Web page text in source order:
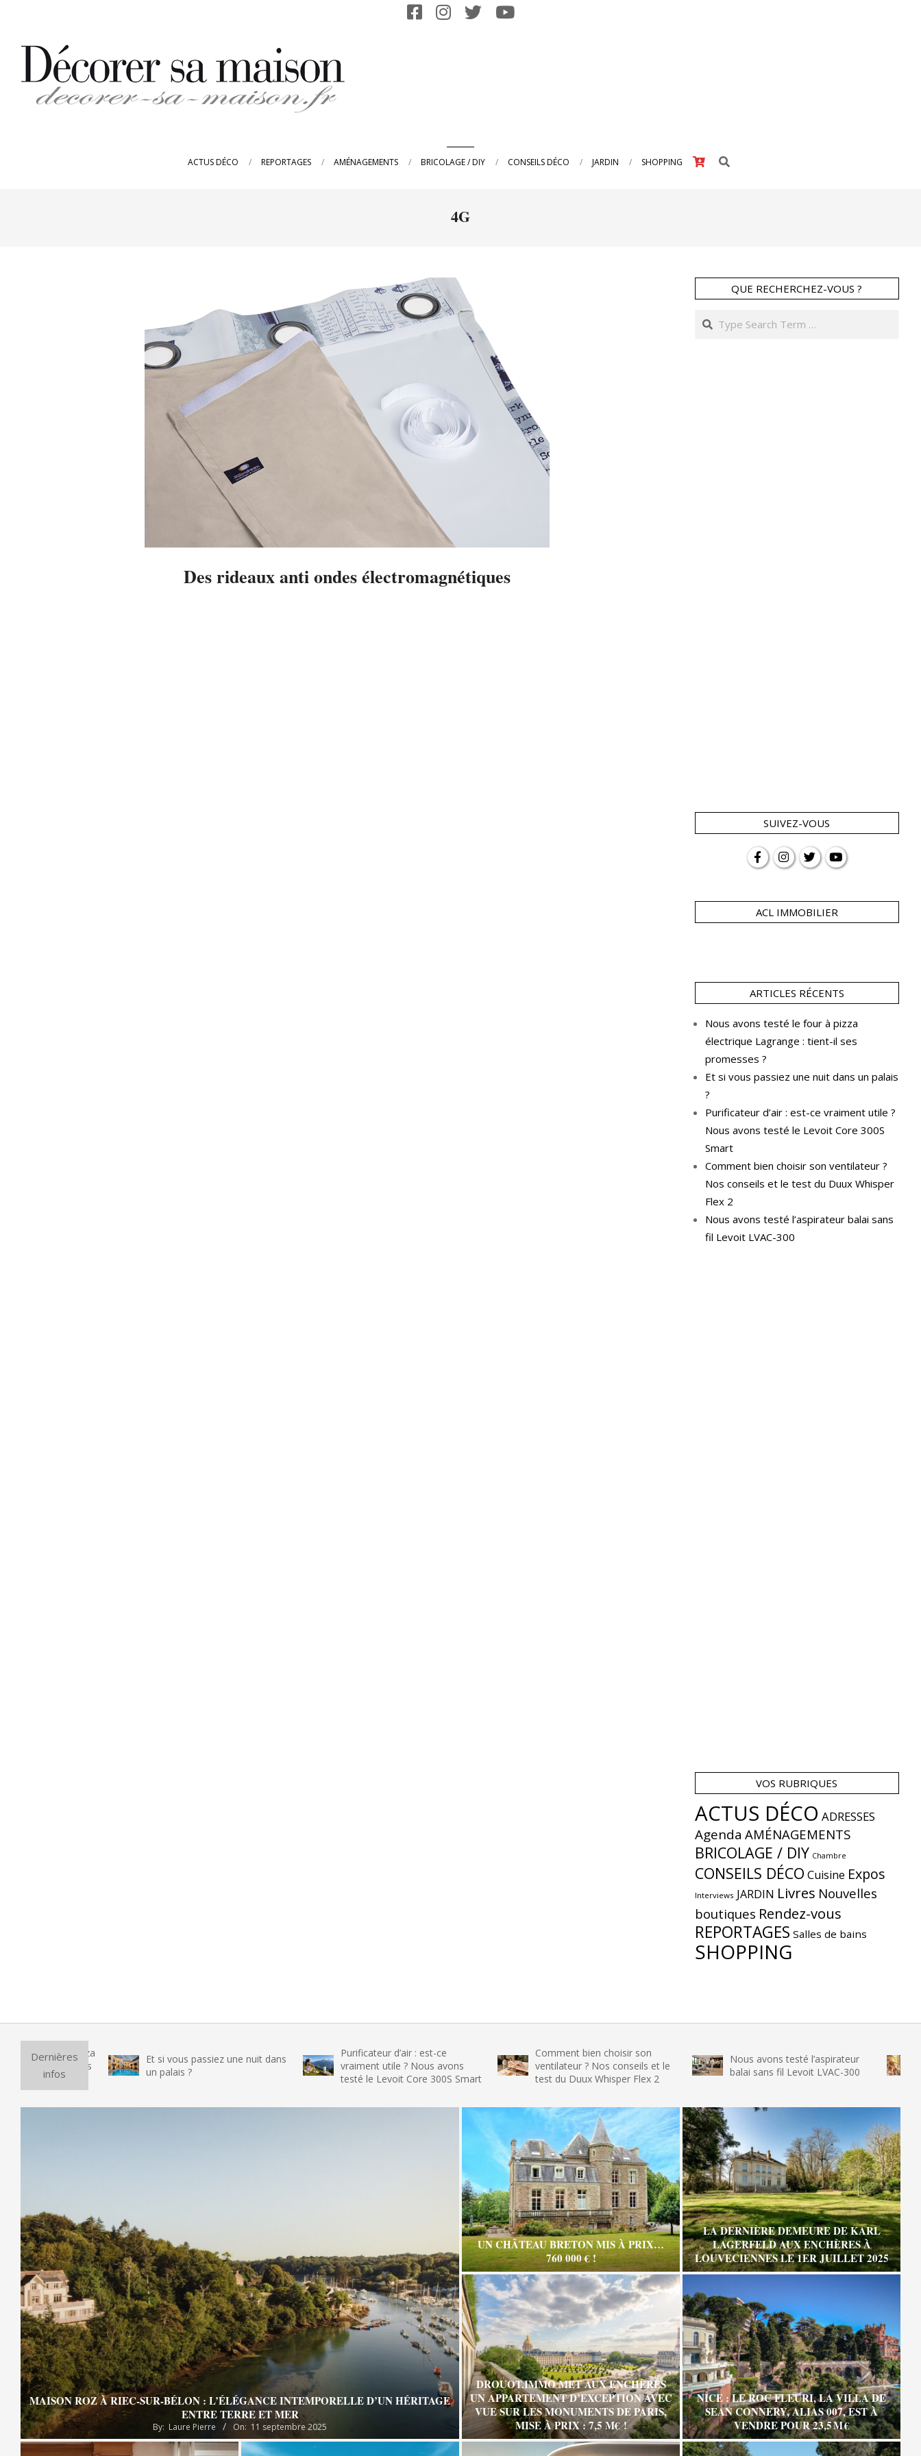
content
ACTUS DÉCO REPORTAGES AMÉNAGEMENTS BRICOLAGE / DIY CONSEILS DÉCO JARDIN SHOPPING Search
4G
Des rideaux anti ondes électromagnétiques
QUE RECHERCHEZ-VOUS ?
Search
SUIVEZ-VOUS
ACL IMMOBILIER
ARTICLES RÉCENTS
Nous avons testé le four à pizza
électrique Lagrange : tient-il ses
promesses ?
Et si vous passiez une nuit dans un palais
?
Purificateur d’air : est-ce vraiment utile ?
Nous avons testé le Levoit Core 300S
Smart
Comment bien choisir son ventilateur ?
Nos conseils et le test du Duux Whisper
Flex 2
Nous avons testé l’aspirateur balai sans
fil Levoit LVAC-300
VOS RUBRIQUES
ACTUS DÉCO ADRESSES
Agenda AMÉNAGEMENTS
BRICOLAGE / DIY Chambre
CONSEILS DÉCO Cuisine Expos
Interviews JARDIN Livres Nouvelles
boutiques Rendez-vous
REPORTAGES Salles de bains
SHOPPING
Dernières
infos
Et si vous passiez une nuit dans
un palais ?
Purificateur d’air : est-ce
vraiment utile ? Nous avons
testé le Levoit Core 300S Smart
Comment bien choisir son
ventilateur ? Nos conseils et le
test du Duux Whisper Flex 2
Nous avons testé l’aspirateur
balai sans fil Levoit LVAC-300
Nous
glace
MAISON ROZ À RIEC-SUR-BÉLON : L’ÉLÉGANCE INTEMPORELLE D’UN HÉRITAGE
ENTRE TERRE ET MER
By: Laure Pierre On: 11 septembre 2025
UN CHÂTEAU BRETON MIS À PRIX…
760 000 € !
LA DERNIÈRE DEMEURE DE KARL
LAGERFELD AUX ENCHÈRES À
LOUVECIENNES LE 1ER JUILLET 2025
DROUOT.IMMO MET AUX ENCHÈRES
UN APPARTEMENT D’EXCEPTION AVEC
VUE SUR LES MONUMENTS DE PARIS,
MISE À PRIX : 7,5 M€ !
NICE : LE ROC FLEURI, LA VILLA DE
SEAN CONNERY, ALIAS 007, EST À
VENDRE POUR 23,5 M €